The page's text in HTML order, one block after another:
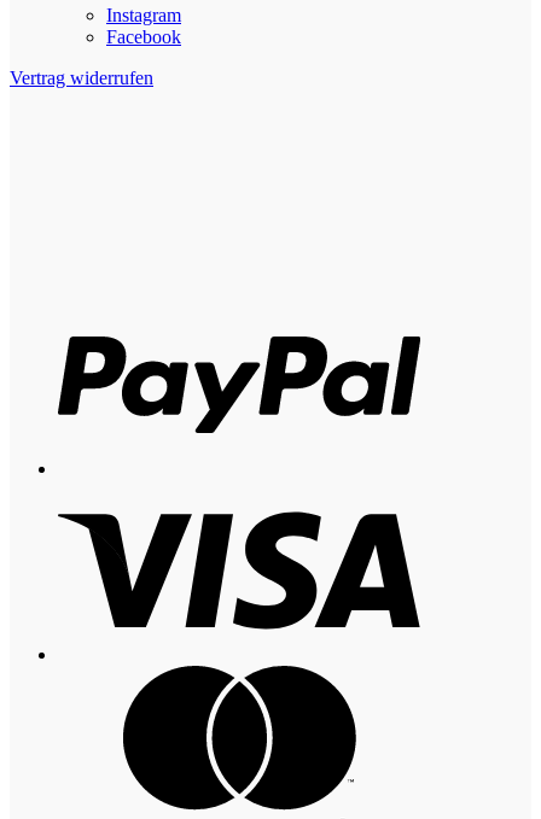
Instagram
Facebook
Vertrag widerrufen